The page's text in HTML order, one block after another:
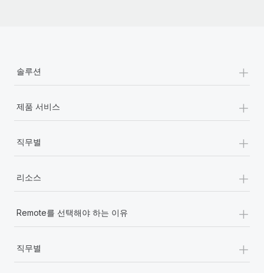
솔루션 +
제품 서비스 +
직무별 +
리소스 +
Remote를 선택해야 하는 이유 +
직무별
+